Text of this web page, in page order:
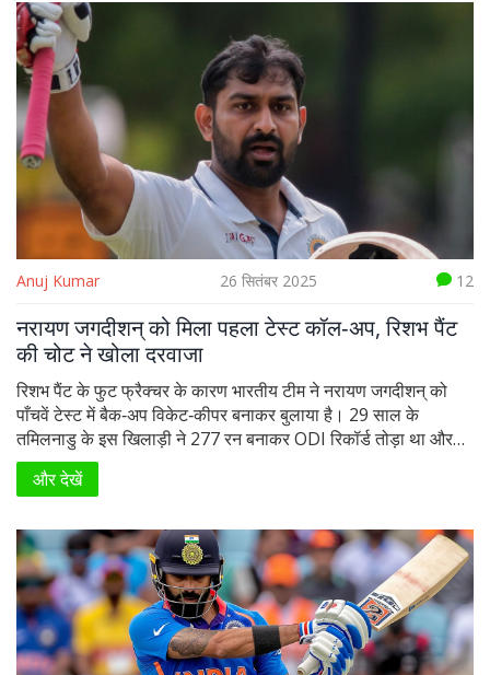
Anuj Kumar 26 सितंबर 2025 12
नरायण जगदीशन् को मिला पहला टेस्ट कॉल‑अप, रिशभ पैंट
की चोट ने खोला दरवाजा
रिशभ पैंट के फुट फ्रैक्चर के कारण भारतीय टीम ने नरायण जगदीशन् को
पाँचवें टेस्ट में बैक‑अप विकेट‑कीपर बनाकर बुलाया है। 29 साल के
तमिलनाडु के इस खिलाड़ी ने 277 रन बनाकर ODI रिकॉर्ड तोड़ा था और
पहले क्लास में 3,600 से ज्यादा रन बनाए हैं। वह लंदन में 31 जुलाई से शुरू
होने वाले मैच में ध्रुव जुरेल के साथ मैदान में उतरेंगे।
और देखें